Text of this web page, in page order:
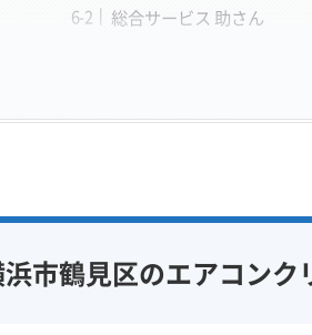
総合サービス 助さん
市鶴見区のエアコン